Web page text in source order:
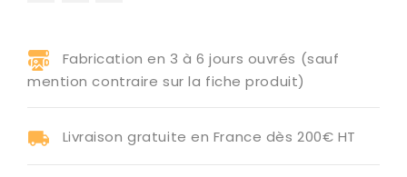
Fabrication en 3 à 6 jours ouvrés (sauf
mention contraire sur la fiche produit)
Livraison gratuite en France dès 200€ HT